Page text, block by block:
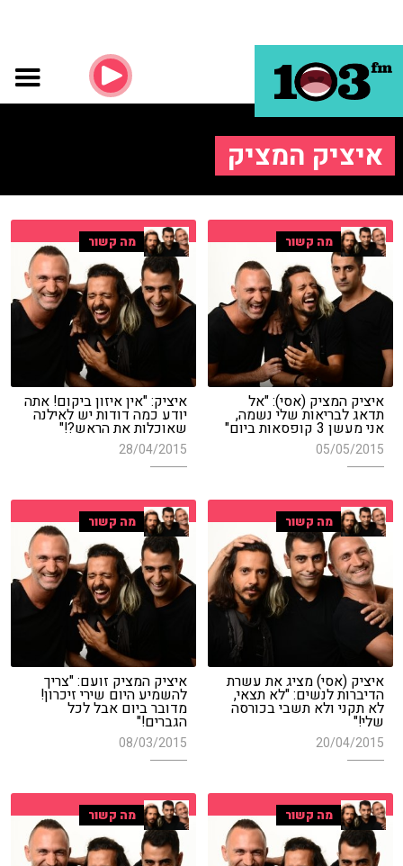
איציק המציק
מה קשור
איציק המציק (אסי): "אל
תדאג לבריאות שלי נשמה,
אני מעשן 3 קופסאות ביום"
05/05/2015
מה קשור
איציק: "אין איזון ביקום! אתה
יודע כמה דודות יש לאילנה
שאוכלות את הראש?!"
28/04/2015
מה קשור
איציק (אסי) מציג את עשרת
הדיברות לנשים: "לא תצאי,
לא תקני ולא תשבי בכורסה
שלי!"
20/04/2015
מה קשור
איציק המציק זועם: "צריך
להשמיע היום שירי זיכרון!
מדובר ביום אבל לכל
הגברים!"
08/03/2015
מה קשור מה קשור